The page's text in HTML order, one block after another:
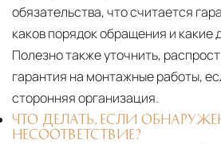
обязательства, что считается
каков порядок обращения и какие
Полезно также уточнить,
гарантия на монтажные работы,
сторонняя организация.
ЧТО ДЕЛАТЬ, ЕСЛИ
НЕСООТВЕТСТВИЕ?